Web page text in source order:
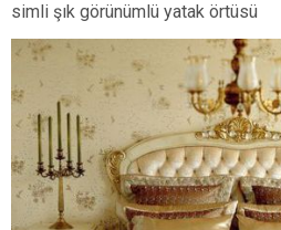
simli şık görünümlü yatak örtüsü